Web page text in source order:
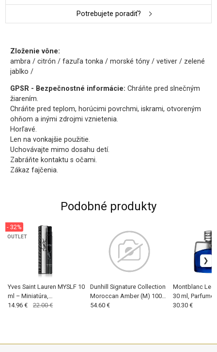
Potrebujete poradiť?
Zloženie vône:
ambra / citrón / fazuľa tonka / morské tóny / vetiver / zelené
jablko /
GPSR - Bezpečnostné informácie:Chráňte pred slnečným
žiarením.
Chráňte pred teplom, horúcimi povrchmi, iskrami, otvoreným
ohňom a inými zdrojmi vznietenia.
Horľavé.
Len na vonkajšie použitie.
Uchovávajte mimo dosahu detí.
Zabráňte kontaktu s očami.
Zákaz fajčenia.
Podobné produkty
Yves Saint Lauren MYSLF 10
ml – Miniatúra,
Parfumovaná voda (M)
OUTLET
- 32%
14.96 € 22.00 €
Dunhill Signature Collection
Moroccan Amber (M) 100
ml, Parfumovaná voda
54.60 €
Montblanc
30 ml,
30.30 €